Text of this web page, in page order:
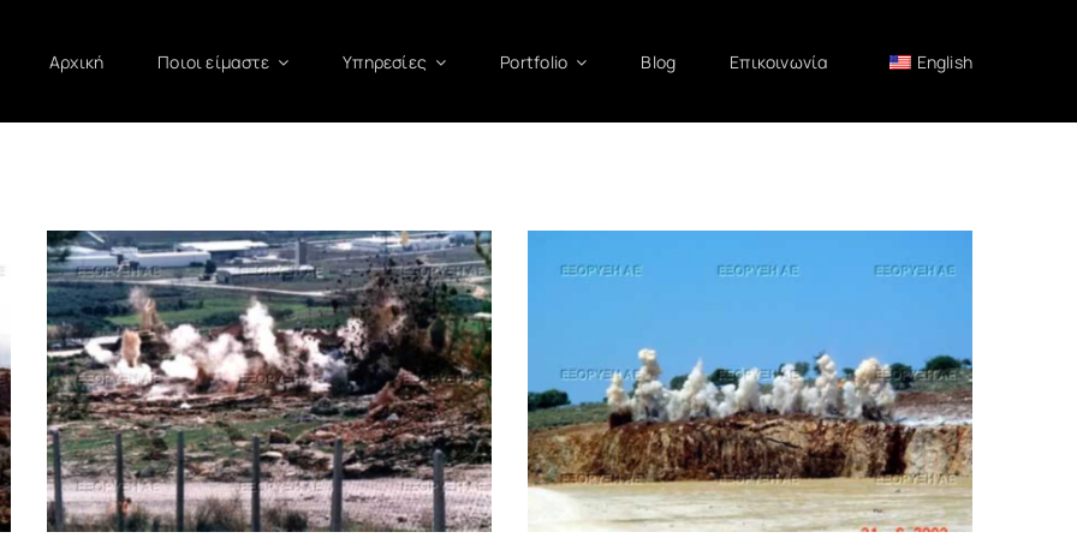
Αρχική Ποιοι είμαστε Υπηρεσίες Portfolio Blog Επικοινωνία English